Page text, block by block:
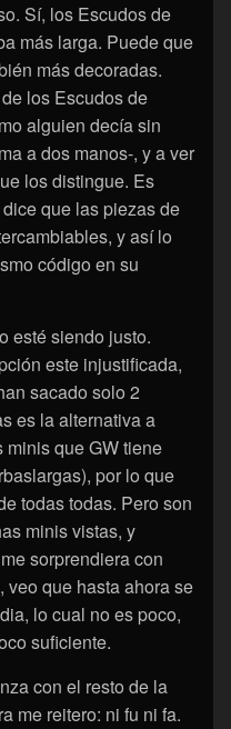
Sí, los Escudos de
más larga. Puede que
más decoradas.
los Escudos de
alguien decía sin
a dos manos-, y a ver
los distingue. Es
que las piezas de
y así lo
código en su
esté siendo justo.
este injustificada,
sacado solo 2
es la alternativa a
minis que GW tiene
por lo que
todas todas. Pero son
minis vistas, y
sorprendiera con
veo que hasta ahora se
lo cual no es poco,
suficiente.
con el resto de la
me reitero: ni fu ni fa.